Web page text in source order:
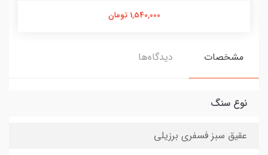
1,540,000 تومان
مشخصات دیدگاه‌ها
نوع سنگ
عقیق سبز فسفری برزیلی